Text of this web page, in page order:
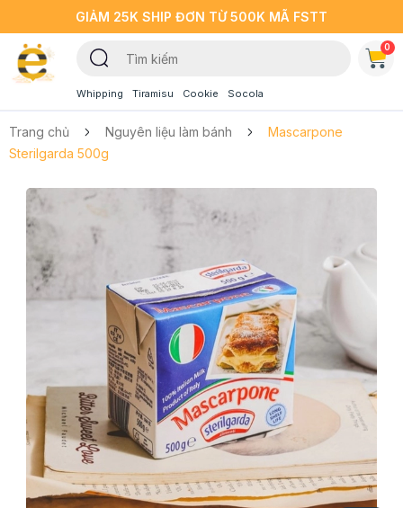
GIẢM 25K SHIP ĐƠN TỪ 500K MÃ FSTT
Whipping Tiramisu Cookie Socola
0
Trang chủ Nguyên liệu làm bánh
Mascarpone
Sterilgarda 500g